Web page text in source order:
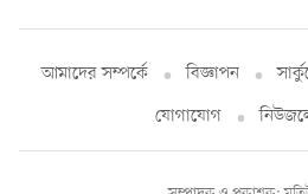
আমাদের সম্পর্কে বিজ্ঞাপন
যোগাযোগ